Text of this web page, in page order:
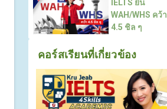
IELTS ยื่น
WAH/WHS คว้า
4.5 ชิล ๆ
คอร์สเรียนที่เกี่ยวข้อง